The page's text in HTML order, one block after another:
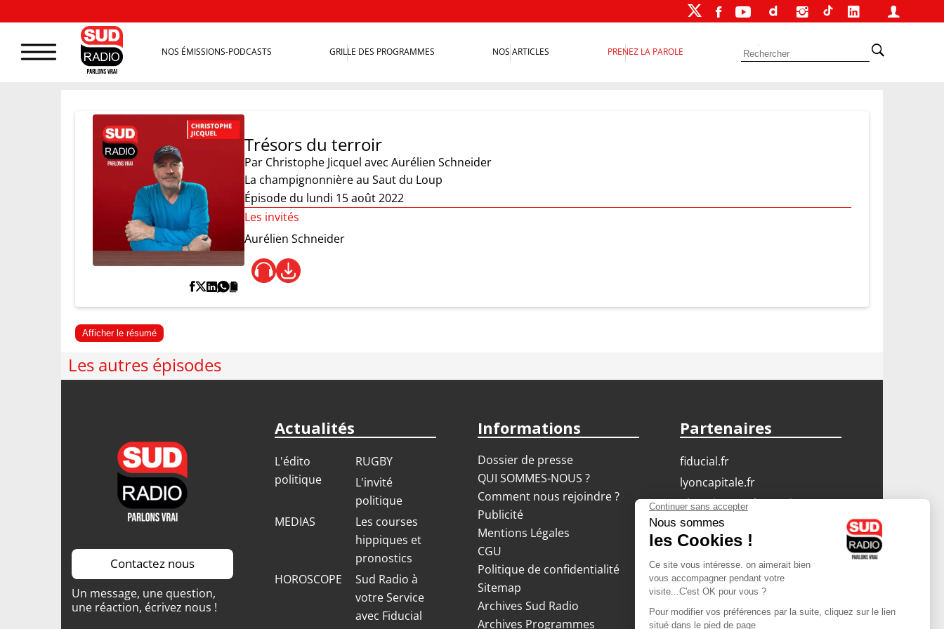
NOS ÉMISSIONS-PODCASTS GRILLE DES PROGRAMMES NOS ARTICLES PRENEZ LA PAROLE
Trésors du terroir
Par Christophe Jicquel avec Aurélien Schneider
La champignonnière au Saut du Loup
Épisode du lundi 15 août 2022
Les invités
Aurélien Schneider
Afficher le résumé
Les autres épisodes
Contactez nous
Un message, une question,
une réaction, écrivez nous !
Actualités
L'édito
politique
RUGBY
L'invité
politique
MEDIAS
Les courses
hippiques et
pronostics
HOROSCOPE
Sud Radio à
votre Service
avec Fiducial
Informations
Dossier de presse
QUI SOMMES-NOUS ?
Comment nous rejoindre ?
Publicité
Mentions Légales
CGU
Politique de confidentialité
Sitemap
Archives Sud Radio
Archives Programmes
Partenaires
fiducial.fr
lyoncapitale.fr
olympique-et-lyonnais.com
L'application Iphone
/ Android
Téléchargez l'application